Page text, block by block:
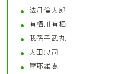
法月倫太郎
有栖川有栖
我孫子武丸
太田忠司
摩耶雄嵩